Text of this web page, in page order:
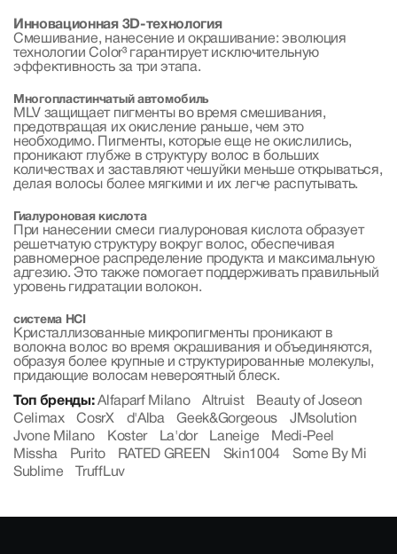
Инновационная 3D-технология
Смешивание, нанесение и окрашивание: эволюция
технологии Color³ гарантирует исключительную
эффективность за три этапа.
Многопластинчатый автомобиль
MLV защищает пигменты во время смешивания,
предотвращая их окисление раньше, чем это
необходимо. Пигменты, которые еще не окислились,
проникают глубже в структуру волос в больших
количествах и заставляют чешуйки меньше открываться,
делая волосы более мягкими и их легче распутывать.
Гиалуроновая кислота
При нанесении смеси гиалуроновая кислота образует
решетчатую структуру вокруг волос, обеспечивая
равномерное распределение продукта и максимальную
адгезию. Это также помогает поддерживать правильный
уровень гидратации волокон.
система HCI
Кристаллизованные микропигменты проникают в
волокна волос во время окрашивания и объединяются,
образуя более крупные и структурированные молекулы,
придающие волосам невероятный блеск.
Топ бренды: Alfaparf Milano Altruist
Beauty of Joseon
Celimax
CosrX d'Alba Geek&Gorgeous
JMsolution
Jvone Milano
Koster La'dor Laneige
Medi-Peel
Missha
Purito RATED GREEN Skin1004
Some By Mi
Sublime
TruffLuv